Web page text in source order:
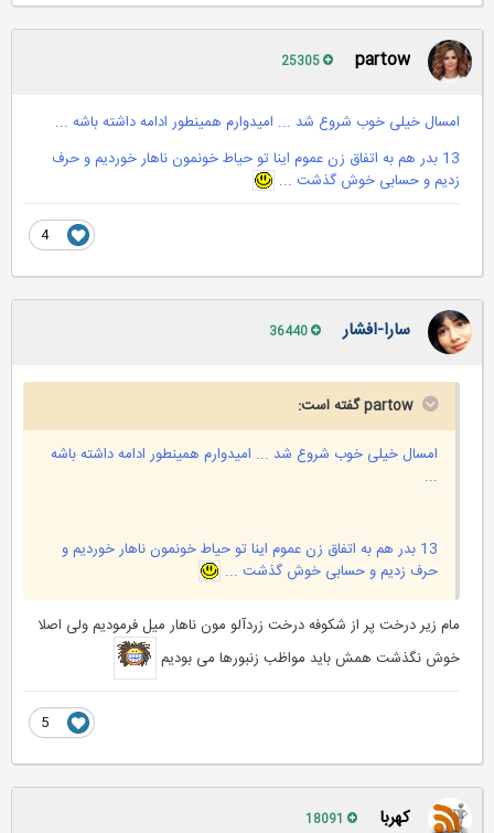
partow
امسال خیلی خوب شروع شد ... امیدوارم همینطور ادامه داشته باشه ...
13 بدر هم به اتفاق زن عموم اینا تو حیاط خونمون ناهار خوردیم و حرف
زدیم و حسابی خوش گذشت ...
سارا-افشار
partow گفته است:
امسال خیلی خوب شروع شد ... امیدوارم همینطور ادامه داشته باشه
13 بدر هم به اتفاق زن عموم اینا تو حیاط خونمون ناهار خوردیم و
حرف زدیم و حسابی خوش گذشت ...
مام زیر درخت پر از شکوفه درخت زردآلو مون ناهار میل فرمودیم ولی اصلا
خوش نگذشت همش باید مواظب زنبورها می بودیم
کهربا